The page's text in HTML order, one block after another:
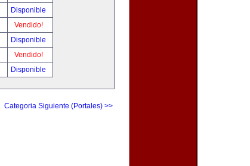
Disponible
Vendido!
Disponible
Vendido!
Disponible
Categoria Siguiente (Portales) >>